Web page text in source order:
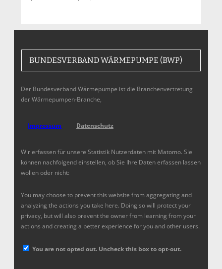
BUNDESVERBAND WÄRMEPUMPE (BWP)
Der Bundesverband Wärmepumpe ist die Branchenvertretung
der Wärmepumpen-Branche,
Impressum Datenschutz
Wir erfassen für unsere Statistik Nutzerdaten mit Matomo. Sie
können nachfolgend einstellen, ob Sie Ihre Daten erfassen lassen
wollen oder nicht:
You may choose to prevent this website from aggregating and
analyzing the actions you take here. Doing so will protect your
privacy, but will also prevent the owner from learning from your
actions and creating a better experience for you and other users.
You are not opted out. Uncheck this box to opt-out.